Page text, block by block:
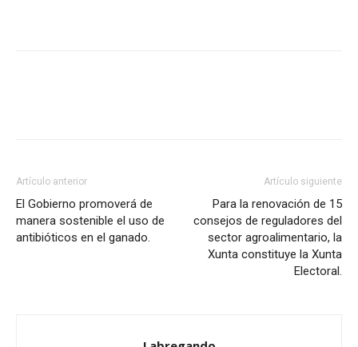
Artículo anterior
El Gobierno promoverá de
manera sostenible el uso de
antibióticos en el ganado.
Artículo siguiente
Para la renovación de 15
consejos de reguladores del
sector agroalimentario, la
Xunta constituye la Xunta
Electoral.